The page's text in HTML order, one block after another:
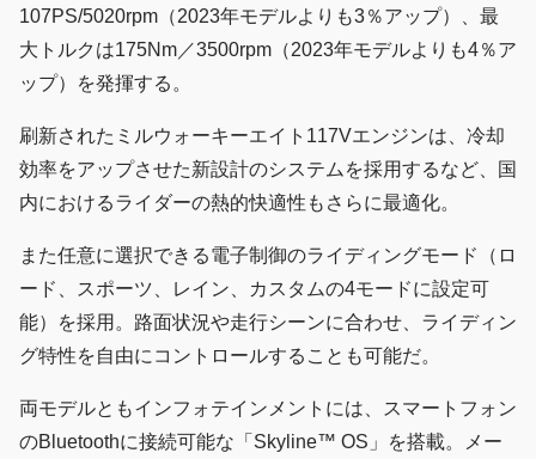
107PS/5020rpm（2023年モデルよりも3％アップ）、最
大トルクは175Nm／3500rpm（2023年モデルよりも4％ア
ップ）を発揮する。
刷新されたミルウォーキーエイト117Vエンジンは、冷却
効率をアップさせた新設計のシステムを採用するなど、国
内におけるライダーの熱的快適性もさらに最適化。
また任意に選択できる電子制御のライディングモード（ロ
ード、スポーツ、レイン、カスタムの4モードに設定可
能）を採用。路面状況や走行シーンに合わせ、ライディン
グ特性を自由にコントロールすることも可能だ。
両モデルともインフォテインメントには、スマートフォン
のBluetoothに接続可能な「Skyline™ OS」を搭載。メー